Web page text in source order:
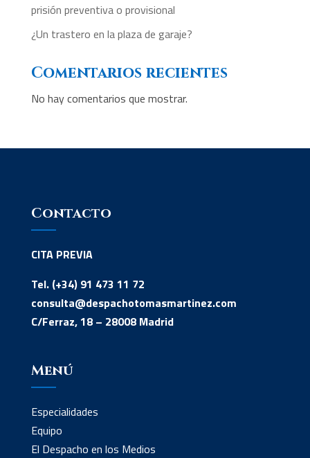
prisión preventiva o provisional
¿Un trastero en la plaza de garaje?
Comentarios recientes
No hay comentarios que mostrar.
Contacto
CITA PREVIA
Tel. (+34) 91 473 11 72
consulta@despachotomasmartinez.com
C/Ferraz, 18 – 28008 Madrid
Menú
Especialidades
Equipo
El Despacho en los Medios